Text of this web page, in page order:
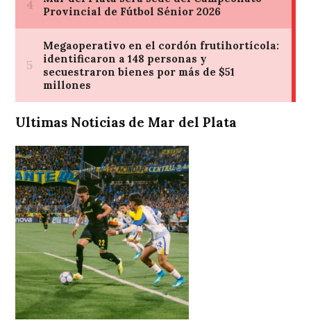
Ultimas Noticias de Mar del Plata